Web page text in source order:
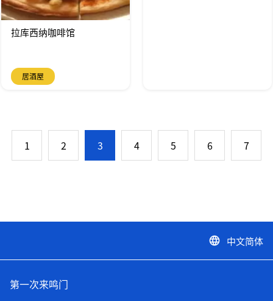
拉库西纳咖啡馆
居酒屋
1 2 3 4 5 6 7
language 中文简体
第一次来鸣门